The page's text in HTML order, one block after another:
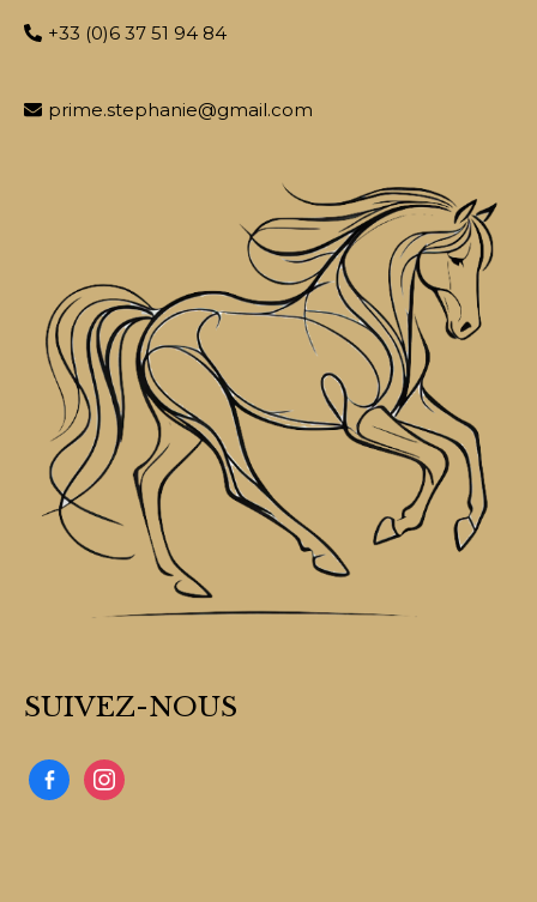
+33 (0)6 37 51 94 84
prime.stephanie@gmail.com
SUIVEZ-NOUS